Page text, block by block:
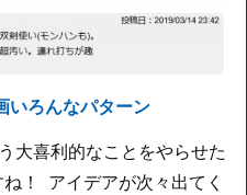
いろんなパターン
大喜利的なことをやらせた
！ アイデアが次々出てく